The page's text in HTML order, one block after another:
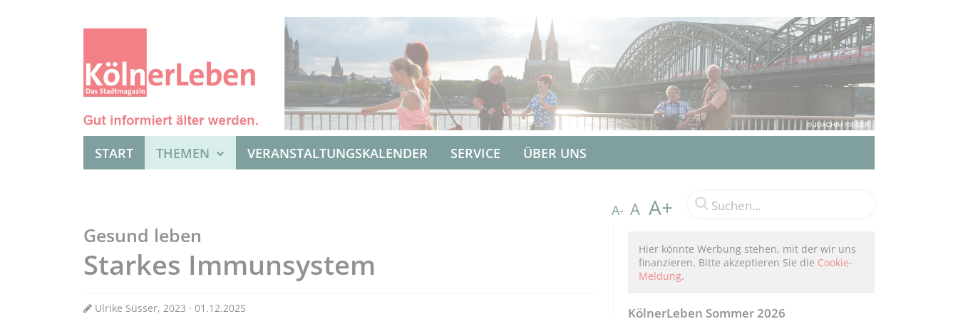
START THEMEN VERANSTALTUNGSKALENDER SERVICE ÜBER UNS
A- A A+
Gesund leben
Starkes Immunsystem
Ulrike Süsser, 2023 · 01.12.2025
Hier könnte Werbung stehen, mit der wir uns
finanzieren. Bitte akzeptieren Sie die Cookie-
Meldung.
KölnerLeben Sommer 2026